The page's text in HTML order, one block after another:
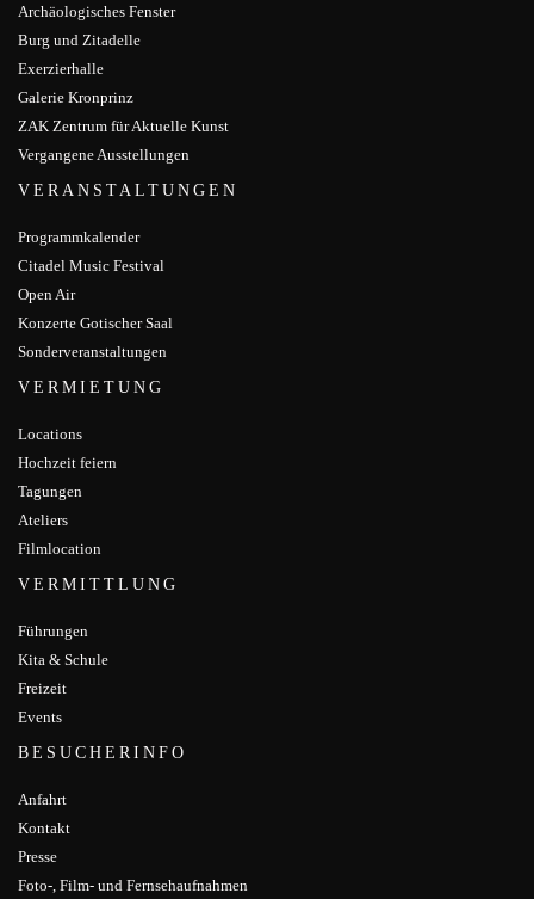
Archäologisches Fenster
Burg und Zitadelle
Exerzierhalle
Galerie Kronprinz
ZAK Zentrum für Aktuelle Kunst
Vergangene Ausstellungen
VERANSTALTUNGEN
Programmkalender
Citadel Music Festival
Open Air
Konzerte Gotischer Saal
Sonderveranstaltungen
VERMIETUNG
Locations
Hochzeit feiern
Tagungen
Ateliers
Filmlocation
VERMITTLUNG
Führungen
Kita & Schule
Freizeit
Events
BESUCHERINFO
Anfahrt
Kontakt
Presse
Foto-, Film- und Fernsehaufnahmen